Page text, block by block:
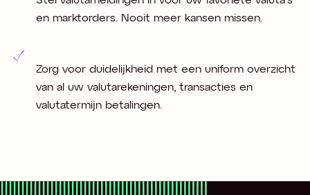
en marktorders. Nooit meer kansen missen.
Zorg voor duidelijkheid met een uniform overzicht
van al uw valutarekeningen, transacties en
valutatermijn betalingen.